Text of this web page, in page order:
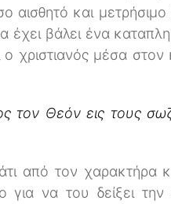
αισθητό και
έχει βάλει ένα
χριστιανός μέσα
τον Θεόν εις τους
από τον χαρακτήρα
για να του δείξει